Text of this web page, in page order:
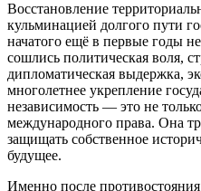
Восстановление
кульминацией долгого пути
начатого ещё в первые годы
сошлись политическая воля,
дипломатическая выдержка,
многолетнее укрепление
независимость — это не
международного права. Она
защищать собственное
будущее.
Именно после